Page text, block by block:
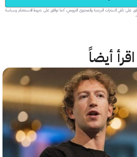
عن 18 عاماً وتوافق على تلقي النشرات البريدية والمحتوى الترويجي، كما توافق على شروط الاستخدام وسياسة
أيضاً